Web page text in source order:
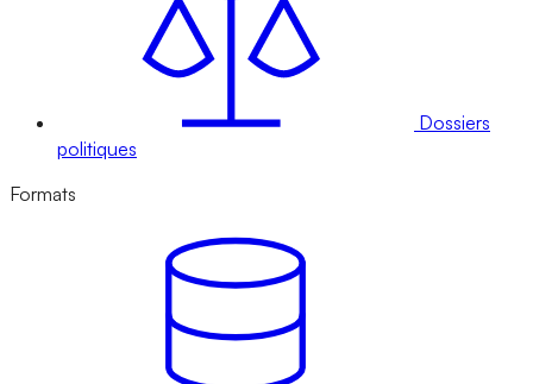
Dossiers
politiques
Formats